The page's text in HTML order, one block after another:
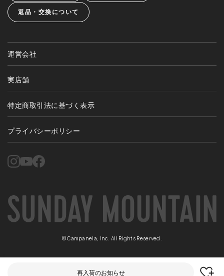
返品・交換について
運営会社
実店舗
特定商取引法に基づく表示
プライバシーポリシー
©Campanela, Inc. All Rights Reserved.
再入荷のお知らせ